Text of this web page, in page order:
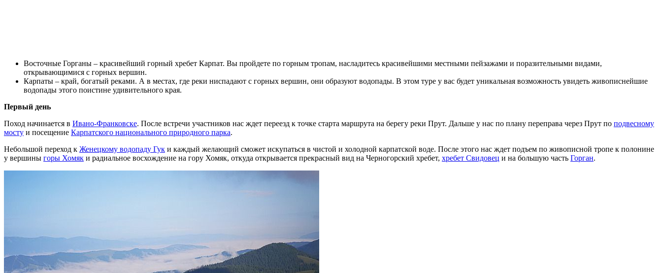
Восточные Горганы – красивейший горный хребет Карпат. Вы пройдете по горным тропам, насладитесь красивейшими местными пейзажами и поразительными видами,
открывающимися с горных вершин.
Карпаты – край, богатый реками. А в местах, где реки ниспадают с горных вершин, они образуют водопады. В этом туре у вас будет уникальная возможность увидеть живописнейшие
водопады этого поистине удивительного края.
Первый день
Поход начинается в Ивано-Франковске. После встречи участников нас ждет переезд к точке старта маршрута на берегу реки Прут. Дальше у нас по плану переправа через Прут по подвесному
мосту и посещение Карпатского национального природного парка.
Небольшой переход к Женецкому водопаду Гук и каждый желающий сможет искупаться в чистой и холодной карпатской воде. После этого нас ждет подъем по живописной тропе к полонине
у вершины горы Хомяк и радиальное восхождение на гору Хомяк, откуда открывается прекрасный вид на Черногорский хребет, хребет Свидовец и на большую часть Горган.